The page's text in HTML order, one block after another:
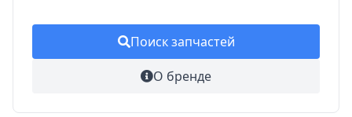
Поиск запчастей
О бренде